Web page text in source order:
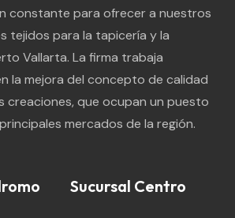
constante para ofrecer a nuestros
tejidos para la tapicería y la
Vallarta. La firma trabaja
la mejora del concepto de calidad
creaciones, que ocupan un puesto
mercados de la región.
Sucursal Centro